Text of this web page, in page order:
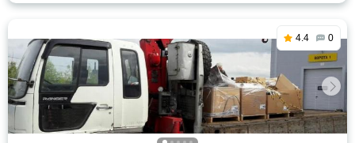
4.4 0